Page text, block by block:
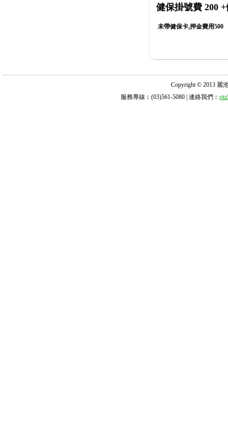
健保掛號費 200 +
未帶健保卡,押金費用500
Copyright © 2013 麗
服務專線︰(03)561-5080 | 連絡我們︰